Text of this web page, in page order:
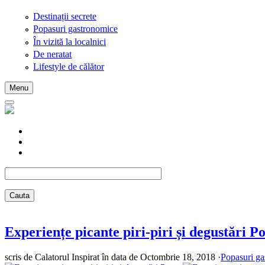
Skip to main content
Destinații secrete
Popasuri gastronomice
În vizită la localnici
De neratat
Lifestyle de călător
Menu
Experiențe picante piri-piri și degustări
scris de Calatorul Inspiratîn data de Octombrie 18, 2018 ·Popasuri